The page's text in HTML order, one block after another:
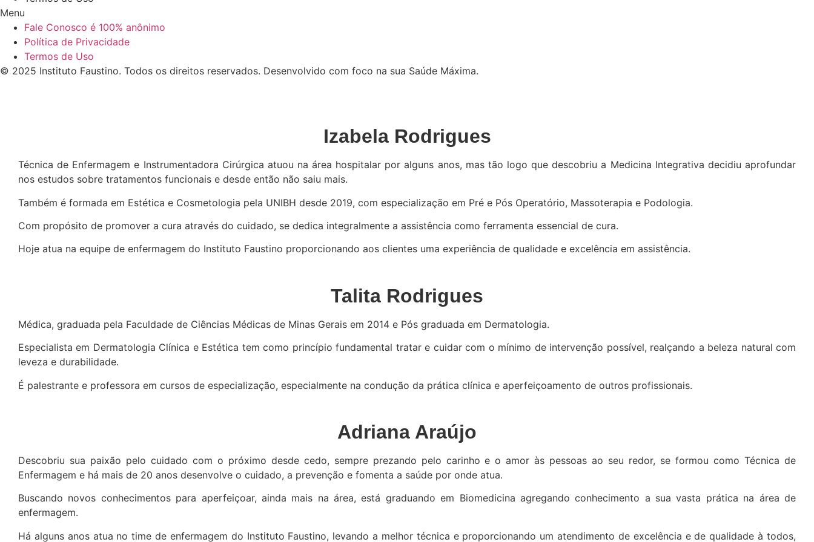
Menu
Fale Conosco é 100% anônimo
Política de Privacidade
Termos de Uso
© 2025 Instituto Faustino. Todos os direitos reservados. Desenvolvido com foco na sua Saúde Máxima.
Izabela Rodrigues
Técnica de Enfermagem e Instrumentadora Cirúrgica atuou na área hospitalar por alguns anos, mas tão logo que descobriu a Medicina Integrativa decidiu aprofundar
nos estudos sobre tratamentos funcionais e desde então não saiu mais.
Também é formada em Estética e Cosmetologia pela UNIBH desde 2019, com especialização em Pré e Pós Operatório, Massoterapia e Podologia.
Com propósito de promover a cura através do cuidado, se dedica integralmente a assistência como ferramenta essencial de cura.
Hoje atua na equipe de enfermagem do Instituto Faustino proporcionando aos clientes uma experiência de qualidade e excelência em assistência.
Talita Rodrigues
Médica, graduada pela Faculdade de Ciências Médicas de Minas Gerais em 2014 e Pós graduada em Dermatologia.
Especialista em Dermatologia Clínica e Estética tem como princípio fundamental tratar e cuidar com o mínimo de intervenção possível, realçando a beleza natural com
leveza e durabilidade.
É palestrante e professora em cursos de especialização, especialmente na condução da prática clínica e aperfeiçoamento de outros profissionais.
Adriana Araújo
Descobriu sua paixão pelo cuidado com o próximo desde cedo, sempre prezando pelo carinho e o amor às pessoas ao seu redor, se formou como Técnica de
Enfermagem e há mais de 20 anos desenvolve o cuidado, a prevenção e fomenta a saúde por onde atua.
Buscando novos conhecimentos para aperfeiçoar, ainda mais na área, está graduando em Biomedicina agregando conhecimento a sua vasta prática na área de
enfermagem.
Há alguns anos atua no time de enfermagem do Instituto Faustino, levando a melhor técnica e proporcionando um atendimento de excelência e de qualidade à todos,